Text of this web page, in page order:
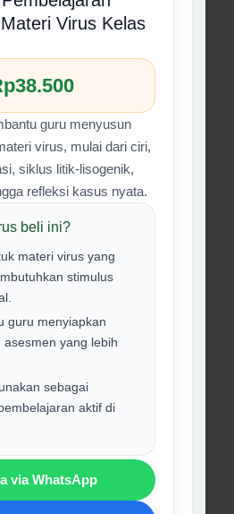
Bakteri
E
ini dirancang untuk
membahas peranan
baik yang
maupun merugikan,
yang lebih bermakna.
beli ini?
pembelajaran
dan proyek
materi bakteri yang
kehidupan sehari-